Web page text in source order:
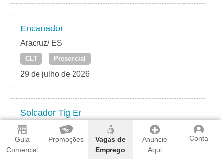
Guia
Comercial
Promoções
Vagas de
Emprego
Anuncie
Aqui
Conta
Encanador
Aracruz/ ES
CLT Presencial
29 de julho de 2026
Soldador Tig Er
Aracruz/ ES
CLT Presencial